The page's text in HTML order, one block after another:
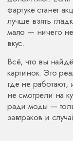
фартуке станет
лучше взять
мало — ничего
вкус.
Всё, что вы
картинок. Это
где не работают,
не смотрели на
ради моды —
завтраков и